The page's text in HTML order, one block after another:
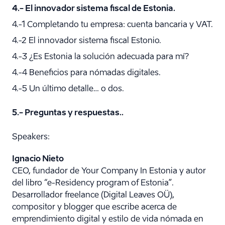
4.- El innovador sistema fiscal de Estonia.
4.-1 Completando tu empresa: cuenta bancaria y VAT.
4.-2 El innovador sistema fiscal Estonio.
4.-3 ¿Es Estonia la solución adecuada para mí?
4.-4 Beneficios para nómadas digitales.
4.-5 Un último detalle… o dos.
5.- Preguntas y respuestas..
Speakers:
Ignacio Nieto
CEO, fundador de Your Company In Estonia y autor
del libro “e-Residency program of Estonia”.
Desarrollador freelance (Digital Leaves OÜ),
compositor y blogger que escribe acerca de
emprendimiento digital y estilo de vida nómada en